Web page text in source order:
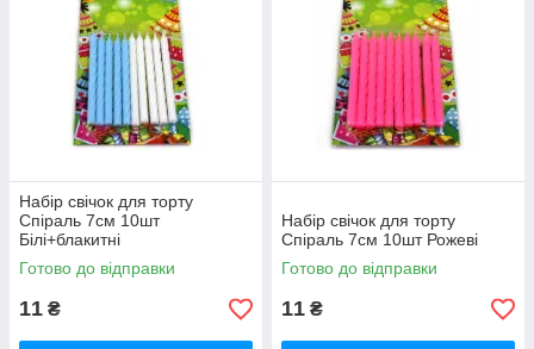
Набір свічок для торту
Спіраль 7см 10шт
Білі+блакитні
Готово до відправки
11 ₴
Набір свічок для торту
Спіраль 7см 10шт Рожеві
Готово до відправки
11 ₴